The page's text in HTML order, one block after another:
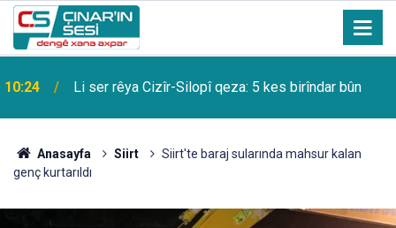
10:24 Li ser rêya Cizîr-Silopî qeza: 5 kes birîndar bûn
Anasayfa Siirt
Siirt'te baraj sularında mahsur kalan
genç kurtarıldı